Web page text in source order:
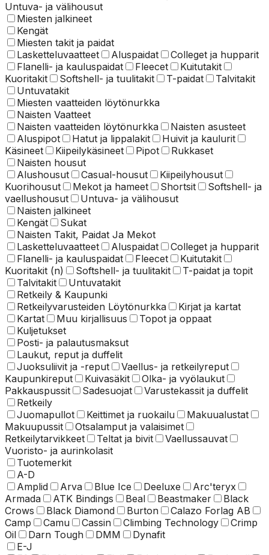
Untuva- ja välihousut
Miesten jalkineet
Kengät
Miesten takit ja paidat
Lasketteluvaatteet
Aluspaidat
Colleget ja hupparit
Flanelli- ja kauluspaidat
Fleecet
Kuitutakit
Kuoritakit
Softshell- ja tuulitakit T-paidat
Talvitakit
Untuvatakit
Miesten vaatteiden löytönurkka
Naisten Vaatteet
Naisten vaatteiden löytönurkka
Naisten asusteet
Aluspipot
Hatut ja lippalakit
Huivit ja kaulurit
Käsineet
Kiipeilykäsineet Pipot
Rukkaset
Naisten housut
Alushousut
Casual-housut
Kiipeilyhousut
Kuorihousut
Mekot ja hameet Shortsit
Softshell- ja
vaellushousut
Untuva- ja välihousut
Naisten jalkineet
Kengät
Sukat
Naisten Takit, Paidat Ja Mekot
Lasketteluvaatteet
Aluspaidat
Colleget ja hupparit
Flanelli- ja kauluspaidat
Fleecet
Kuitutakit
Kuoritakit (n)
Softshell- ja tuulitakit
T-paidat ja topit
Talvitakit
Untuvatakit
Retkeily & Kaupunki
Retkeilyvarusteiden Löytönurkka
Kirjat ja kartat
Kartat
Muu kirjallisuus
Topot ja oppaat
Kuljetukset
Posti- ja palautusmaksut
Laukut, reput ja duffelit
Juoksuliivit ja -reput
Vaellus- ja retkeilyreput
Kaupunkireput
Kuivasäkit
Olka- ja vyölaukut
Pakkauspussit
Sadesuojat
Varustekassit ja duffelit
Retkeily
Juomapullot
Keittimet ja ruokailu
Makuualustat
Makuupussit
Otsalamput ja valaisimet
Retkeilytarvikkeet
Teltat ja bivit
Vaellussauvat
Vuoristo- ja aurinkolasit
Tuotemerkit
A-D
Amplid
Arva Blue Ice Deeluxe
Arc'teryx
Armada
ATK Bindings Beal Beastmaker
Black
Crows
Black Diamond Burton
Calazo Forlag AB
Camp
Camu Cassin Climbing Technology
Crimp
Oil
Darn Tough DMM
Dynafit
E-J